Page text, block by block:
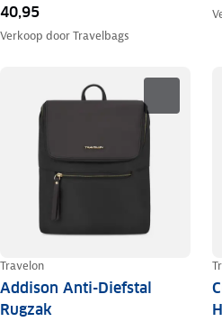
40,95
Verkoop doorTravelbags
Travelon
Addison Anti-Diefstal
Rugzak